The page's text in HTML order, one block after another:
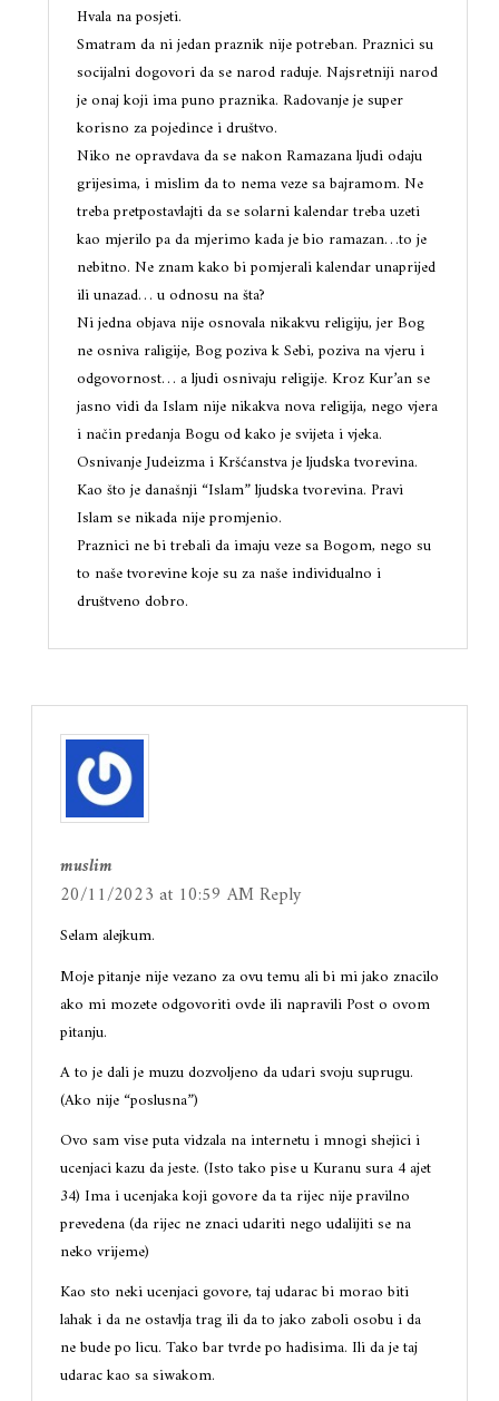
Hvala na posjeti.
Smatram da ni jedan praznik nije potreban. Praznici su
socijalni dogovori da se narod raduje. Najsretniji narod
je onaj koji ima puno praznika. Radovanje je super
korisno za pojedince i društvo.
Niko ne opravdava da se nakon Ramazana ljudi odaju
grijesima, i mislim da to nema veze sa bajramom. Ne
treba pretpostavlajti da se solarni kalendar treba uzeti
kao mjerilo pa da mjerimo kada je bio ramazan…to je
nebitno. Ne znam kako bi pomjerali kalendar unaprijed
ili unazad… u odnosu na šta?
Ni jedna objava nije osnovala nikakvu religiju, jer Bog
ne osniva raligije, Bog poziva k Sebi, poziva na vjeru i
odgovornost… a ljudi osnivaju religije. Kroz Kur’an se
jasno vidi da Islam nije nikakva nova religija, nego vjera
i način predanja Bogu od kako je svijeta i vjeka.
Osnivanje Judeizma i Kršćanstva je ljudska tvorevina.
Kao što je današnji “Islam” ljudska tvorevina. Pravi
Islam se nikada nije promjenio.
Praznici ne bi trebali da imaju veze sa Bogom, nego su
to naše tvorevine koje su za naše individualno i
društveno dobro.
muslim
20/11/2023 at 10:59 AMReply
Selam alejkum.
Moje pitanje nije vezano za ovu temu ali bi mi jako znacilo
ako mi mozete odgovoriti ovde ili napravili Post o ovom
pitanju.
A to je dali je muzu dozvoljeno da udari svoju suprugu.
(Ako nije “poslusna”)
Ovo sam vise puta vidzala na internetu i mnogi shejici i
ucenjaci kazu da jeste. (Isto tako pise u Kuranu sura 4 ajet
34) Ima i ucenjaka koji govore da ta rijec nije pravilno
prevedena (da rijec ne znaci udariti nego udalijiti se na
neko vrijeme)
Kao sto neki ucenjaci govore, taj udarac bi morao biti
lahak i da ne ostavlja trag ili da to jako zaboli osobu i da
ne bude po licu. Tako bar tvrde po hadisima. Ili da je taj
udarac kao sa siwakom.